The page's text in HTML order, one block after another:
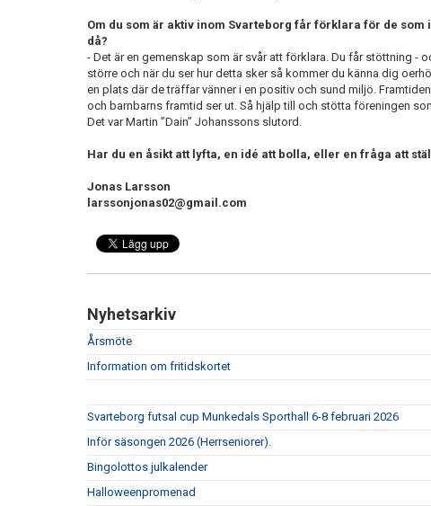
Om du som är aktiv inom Svarteborg får förklara för de
då?
- Det är en gemenskap som är svår att förklara. Du får stöttning -
större och när du ser hur detta sker så kommer du känna dig
en plats där de träffar vänner i en positiv och sund miljö.
och barnbarns framtid ser ut. Så hjälp till och stötta föreningen
Det var Martin ”Dain” Johanssons slutord.
Har du en åsikt att lyfta, en idé att bolla, eller en fråga att
Jonas Larsson
larssonjonas02@gmail.com
Nyhetsarkiv
Årsmöte
Information om fritidskortet
Svarteborg futsal cup Munkedals Sporthall 6-8 februari 2026
Inför säsongen 2026 (Herrseniorer).
Bingolottos julkalender
Halloweenpromenad